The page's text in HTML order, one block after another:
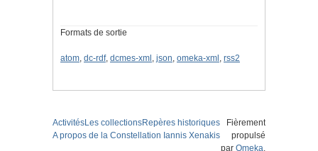
Formats de sortie
atom, dc-rdf, dcmes-xml , json, omeka-xml , rss2
ActivitésLes collectionsRepères historiques
A propos de la Constellation Iannis Xenakis
Fièrement
propulsé
par Omeka.